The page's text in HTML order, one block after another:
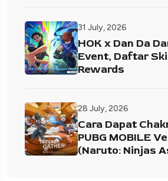
31 July, 2026
HOK x Dan Da
Event, Daftar
Rewards
28 July, 2026
Cara Dapat
PUBG MOBILE
(Naruto: Ninjas